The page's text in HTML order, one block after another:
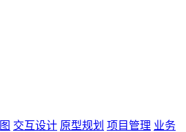
交互设计 原型规划 项目管理 业务